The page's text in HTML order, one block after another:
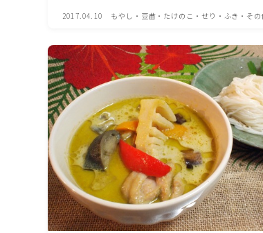
マクロビスイ
パン・パンケ
クサレ・粉もの
米/ご飯料理・
麺料理(パスタ
ど)
ハム・ベーコン
料理
2017.04.10
もやし・豆苗・たけのこ・せり・ふき・その